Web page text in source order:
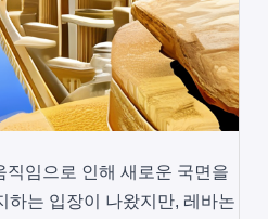
임으로 인해 새로운 국면을
하는 입장이 나왔지만, 레바논